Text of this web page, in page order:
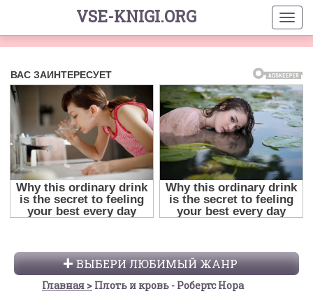
VSE-KNIGI.ORG
ВЫБЕРИ ЛЮБИМЫЙ ЖАНР
Главная Плоть и кровь - Робертс Нора